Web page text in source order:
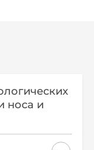
носа и